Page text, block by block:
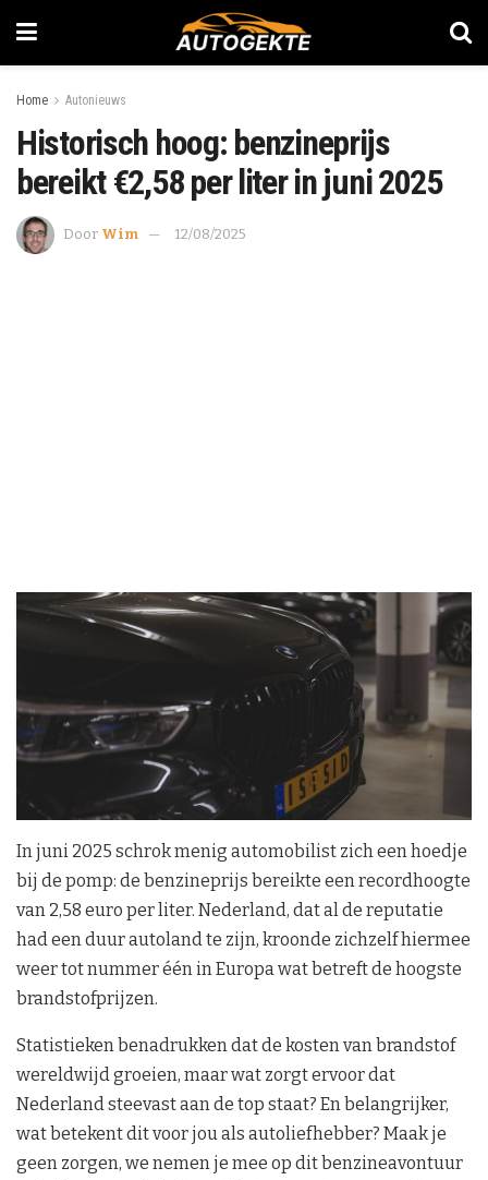
Home Autonieuws
Historisch hoog: benzineprijs
bereikt €2,58 per liter in juni 2025
Door Wim 12/08/2025
In juni 2025 schrok menig automobilist zich een hoedje
bij de pomp: de benzineprijs bereikte een recordhoogte
van 2,58 euro per liter. Nederland, dat al de reputatie
had een duur autoland te zijn, kroonde zichzelf hiermee
weer tot nummer één in Europa wat betreft de hoogste
brandstofprijzen.
Statistieken benadrukken dat de kosten van brandstof
wereldwijd groeien, maar wat zorgt ervoor dat
Nederland steevast aan de top staat? En belangrijker,
wat betekent dit voor jou als autoliefhebber? Maak je
geen zorgen, we nemen je mee op dit benzineavontuur